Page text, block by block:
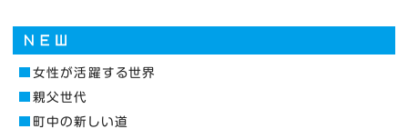
女性が活躍する世界
親父世代
町中の新しい道